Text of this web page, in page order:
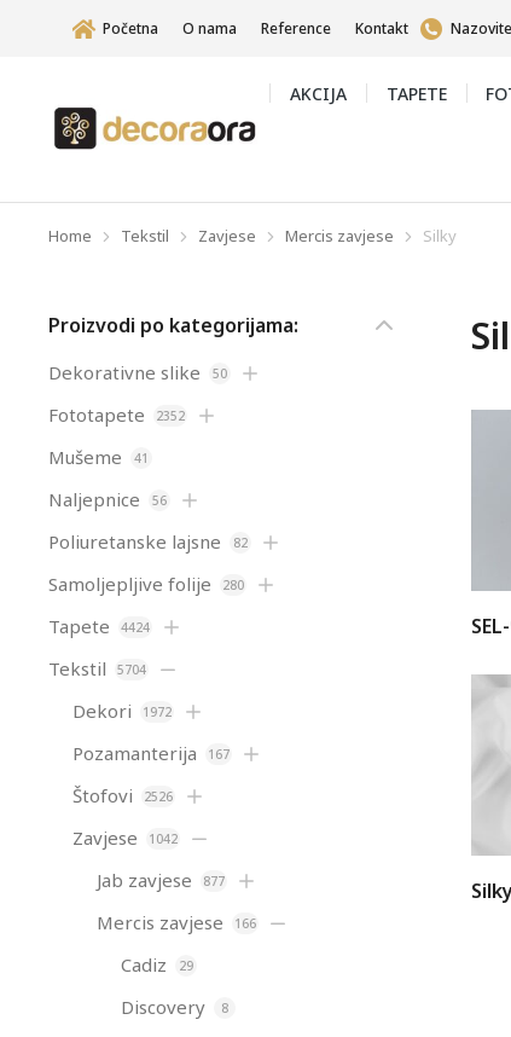
Početna O nama Reference Kontakt
AKCIJA TAPETE
You are here:
Home Tekstil Zavjese Mercis zavjese Silky
Proizvodi po kategorijama:
Dekorativne slike 50
Fototapete 2352
Mušeme 41
Naljepnice 56
Poliuretanske lajsne 82
Samoljepljive folije 280
Tapete 4424
Tekstil 5704
Dekori 1972
Pozamanterija 167
Štofovi 2526
Zavjese 1042
Jab zavjese 877
Mercis zavjese 166
Cadiz 29
Discovery 8